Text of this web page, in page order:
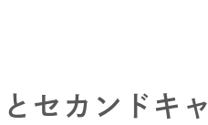
私たちの想い
セカンドキャ